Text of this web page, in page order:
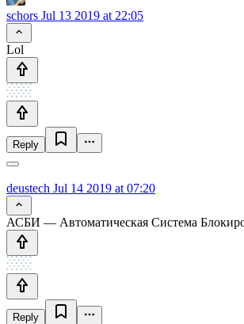
schors Jul 13 2019 at 22:05
Lol
Reply
deustech Jul 14 2019 at 07:20
АСБИ — Автоматическая Система
Reply